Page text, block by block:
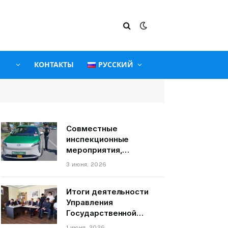
КОНТАКТЫ РУССКИЙ
Совместные
инспекционные
мероприятия,
связанные с
средствами на
территории города
Душанбе
3 июня, 2026
Итоги деятельности
Управления
Государственной
службы по надзору и